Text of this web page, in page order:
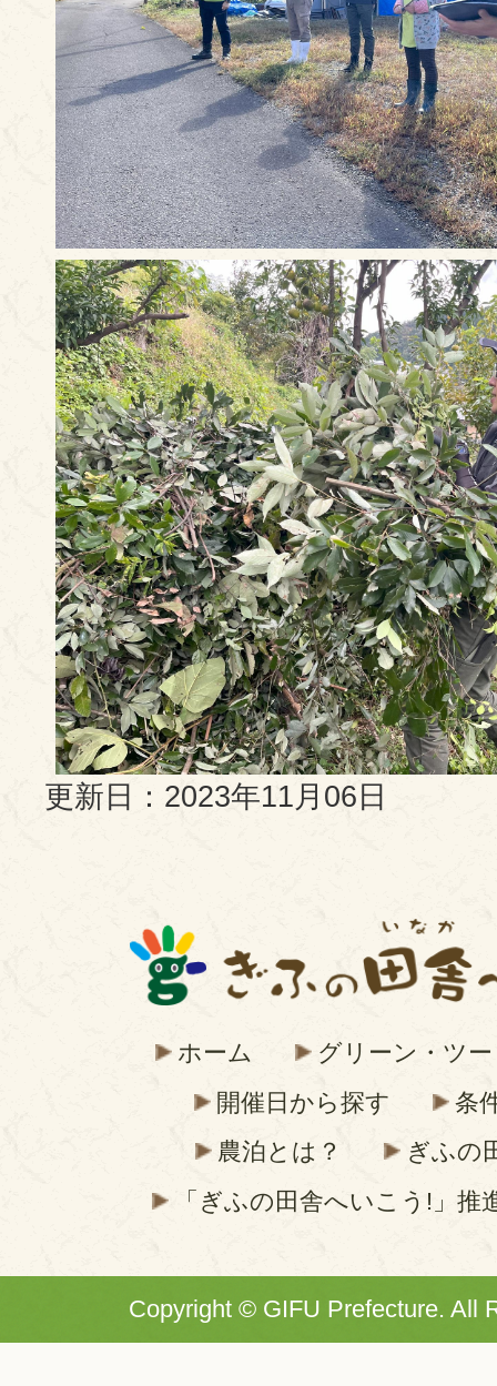
更新日：2023年11月06日
ホーム
グリーン・ツ
開催日から探す
条
農泊とは？
ぎふの
「ぎふの田舎へいこう!」推
Copyright © GIFU Prefecture. All